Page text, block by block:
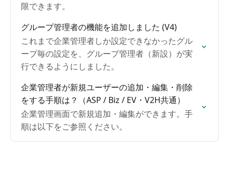
限できます。
グループ管理者の機能を追加しました (V4)
これまで企業管理者しか設定できなかったグル
ープ毎の設定を、グループ管理者（新設）が実
行できるようにしました。
企業管理者が新規ユーザーの追加・編集・削除
をする手順は？（ASP / Biz / EV・V2H共通）
企業管理画面で新規追加・編集ができます。手
順は以下をご参照ください。